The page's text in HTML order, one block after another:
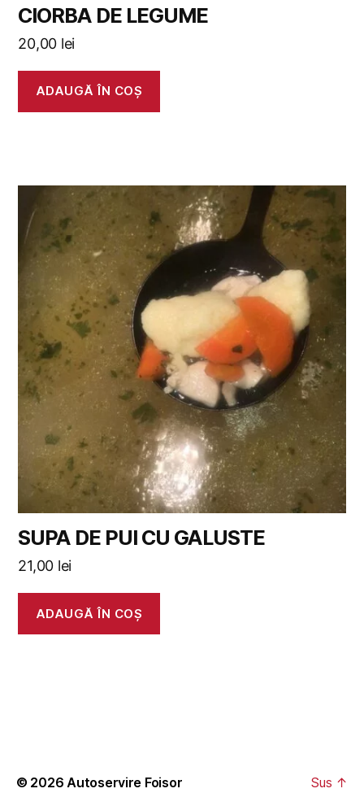
CIORBA DE LEGUME
20,00 lei
ADAUGĂ ÎN COȘ
SUPA DE PUI CU GALUSTE
21,00 lei
ADAUGĂ ÎN COȘ
© 2026Autoservire Foisor Sus ↑